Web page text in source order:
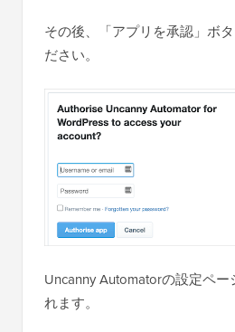
その後、「アプリを承認」ボ
ださい。
Uncanny Automatorの設定ペ
れます。